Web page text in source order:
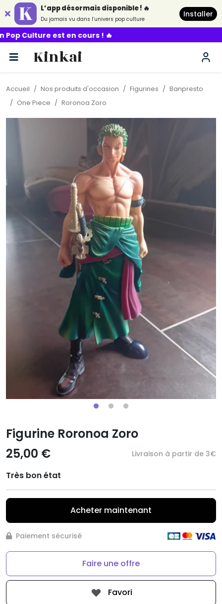
L’app désormais disponible ! 🔥
Du jamais vu dans l’univers pop culture
Installer
en cours ! 🔥
Kinkai
Accueil Nos produits d'occasion Figurines
Banpresto
One Piece
Roronoa Zoro
Figurine Roronoa Zoro
25,00 €
Livraison à partir de 3€
Très bon état
Acheter maintenant
Paiement sécurisé
Faire une offre
Favori